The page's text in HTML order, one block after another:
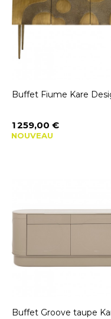
Buffet Fiume Kare
Prix
1 259,00 €
NOUVEAU
Buffet Groove taupe